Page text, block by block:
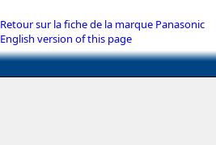
Retour sur la fiche de la marque Panasonic
English version of this page